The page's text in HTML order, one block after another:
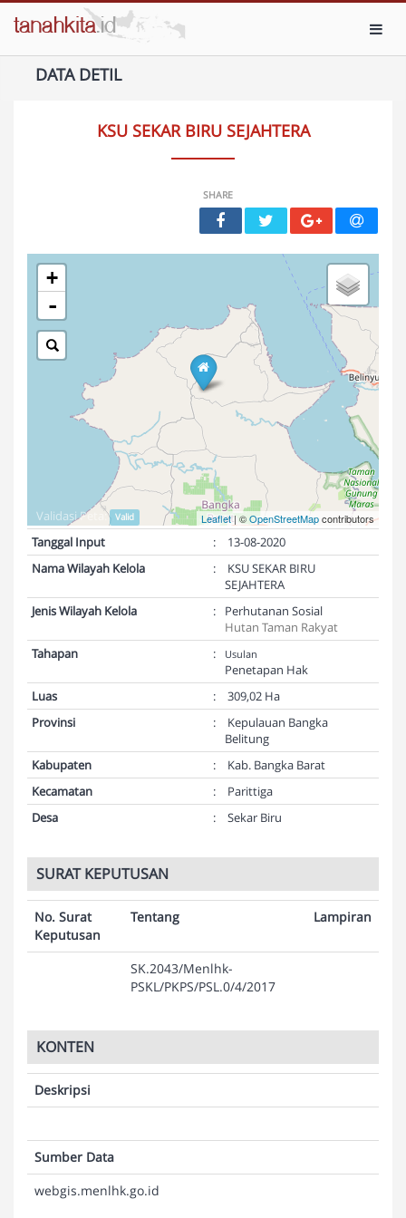
DATA DETIL
KSU SEKAR BIRU SEJAHTERA
SHARE
+
-
Leaflet| ©OpenStreetMapcontributors
Validasi Peta: Valid
Tanggal Input :
13-08-2020
Nama Wilayah Kelola
:
KSU SEKAR BIRU
SEJAHTERA
Jenis Wilayah Kelola
:
Perhutanan Sosial
Hutan Taman Rakyat
Tahapan
: Usulan
Penetapan Hak
Luas
:
309,02 Ha
Provinsi
:
Kepulauan Bangka
Belitung
Kabupaten
:
Kab. Bangka Barat
Kecamatan
:
Parittiga
Desa
: Sekar Biru
SURAT KEPUTUSAN
No. Surat
Keputusan
Tentang Lampiran
SK.2043/Menlhk-
PSKL/PKPS/PSL.0/4/2017
KONTEN
Deskripsi
Sumber Data
webgis.menlhk.go.id